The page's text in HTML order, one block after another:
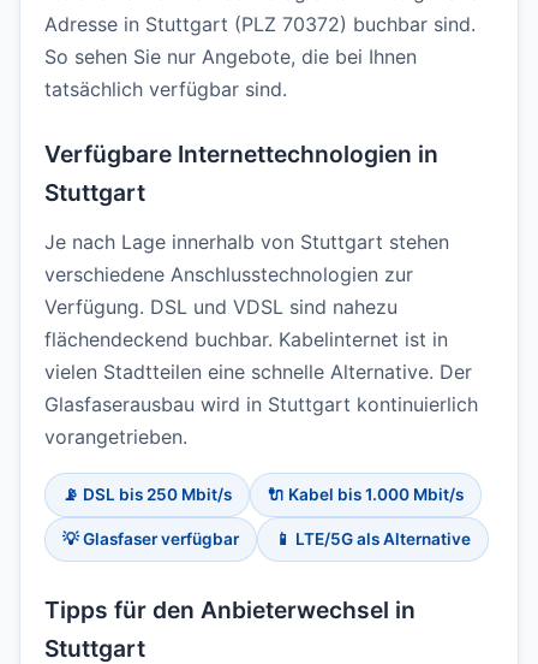
Adresse in Stuttgart (PLZ 70372) buchbar sind.
So sehen Sie nur Angebote, die bei Ihnen
tatsächlich verfügbar sind.
Verfügbare Internettechnologien in
Stuttgart
Je nach Lage innerhalb von Stuttgart stehen
verschiedene Anschlusstechnologien zur
Verfügung. DSL und VDSL sind nahezu
flächendeckend buchbar. Kabelinternet ist in
vielen Stadtteilen eine schnelle Alternative. Der
Glasfaserausbau wird in Stuttgart kontinuierlich
vorangetrieben.
📡 DSL bis 250 Mbit/s 🔌 Kabel bis 1.000 Mbit/s
💡 Glasfaser verfügbar 📱 LTE/5G als Alternative
Tipps für den Anbieterwechsel in
Stuttgart